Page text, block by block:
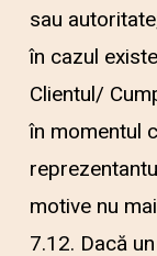
sau
în cazul
Clientul/
în momentul
motive nu
7.12. Dacă